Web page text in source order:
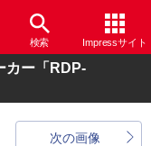
検索 Impressサイト
カー「RDP-
次の画像